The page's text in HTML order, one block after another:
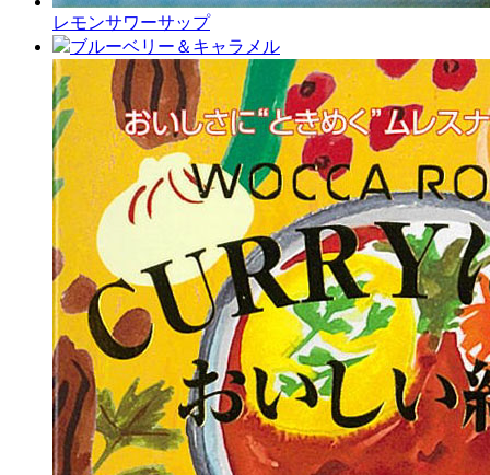
レモンサワーサップ
ブルーベリー＆キャラメル